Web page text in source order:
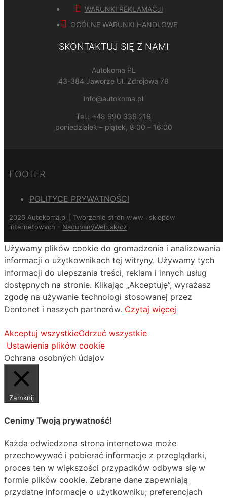
WARUNKI REKLAMACJI
OGÓLNE WARUNKI HANDLOWE
SKONTAKTUJ SIĘ Z NAMI
Autokoma PL
43-384 Jaworze Ul. Zdrojowa 78
info@autokoma.pl
Tel.: +48 690 336 216
poniedziałek – piątek, 8:00 – 16:00
FOOTER
POLITYCE PRYWATNOŚCI
2026 Autokoma.pl | Tworzenie stron www i sklepów
internetowych - NadupanýWeb.sk/cz
Używamy plików cookie do gromadzenia i analizowania
informacji o użytkownikach tej witryny. Używamy tych
informacji do ulepszania treści, reklam i innych usług
dostępnych na stronie. Klikając „Akceptuję”, wyrażasz
zgodę na używanie technologi stosowanej przez
Dentonet i naszych partnerów. Czytaj więcej
Akceptuj wszystkieOdrzuć wszystkie
Ustawienia plików cookie
Ochrana osobných údajov
Zamknij
Cenimy Twoją prywatność!
Każda odwiedzona strona internetowa może
przechowywać i pobierać informacje z przeglądarki,
proces ten w większości przypadków odbywa się w
formie plików cookie. Zebrane dane zapewniają
przydatne informacje o użytkowniku; preferencjach